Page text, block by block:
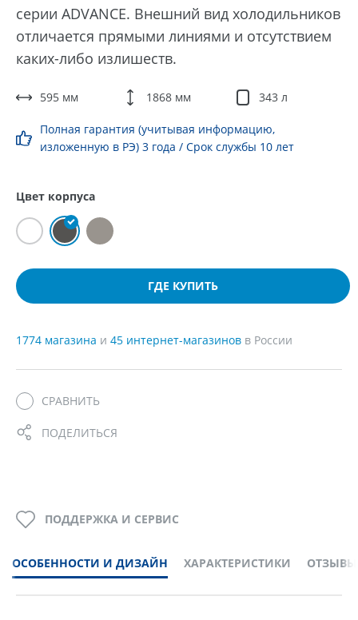
серии ADVANCE. Внешний вид холодильников
отличается прямыми линиями и отсутствием
каких-либо излишеств.
595 мм 1868 мм 343 л
Полная гарантия (учитывая информацию,
изложенную в РЭ) 3 года / Срок службы 10 лет
Цвет корпуса
ГДЕ КУПИТЬ
1774 магазина и 45 интернет-магазинов в России
СРАВНИТЬ
ПОДЕЛИТЬСЯ
ОСОБЕННОСТИ И ДИЗАЙН ХАРАКТЕРИСТИКИ ОТЗЫВЫ
ПОДДЕРЖКА И СЕРВИС